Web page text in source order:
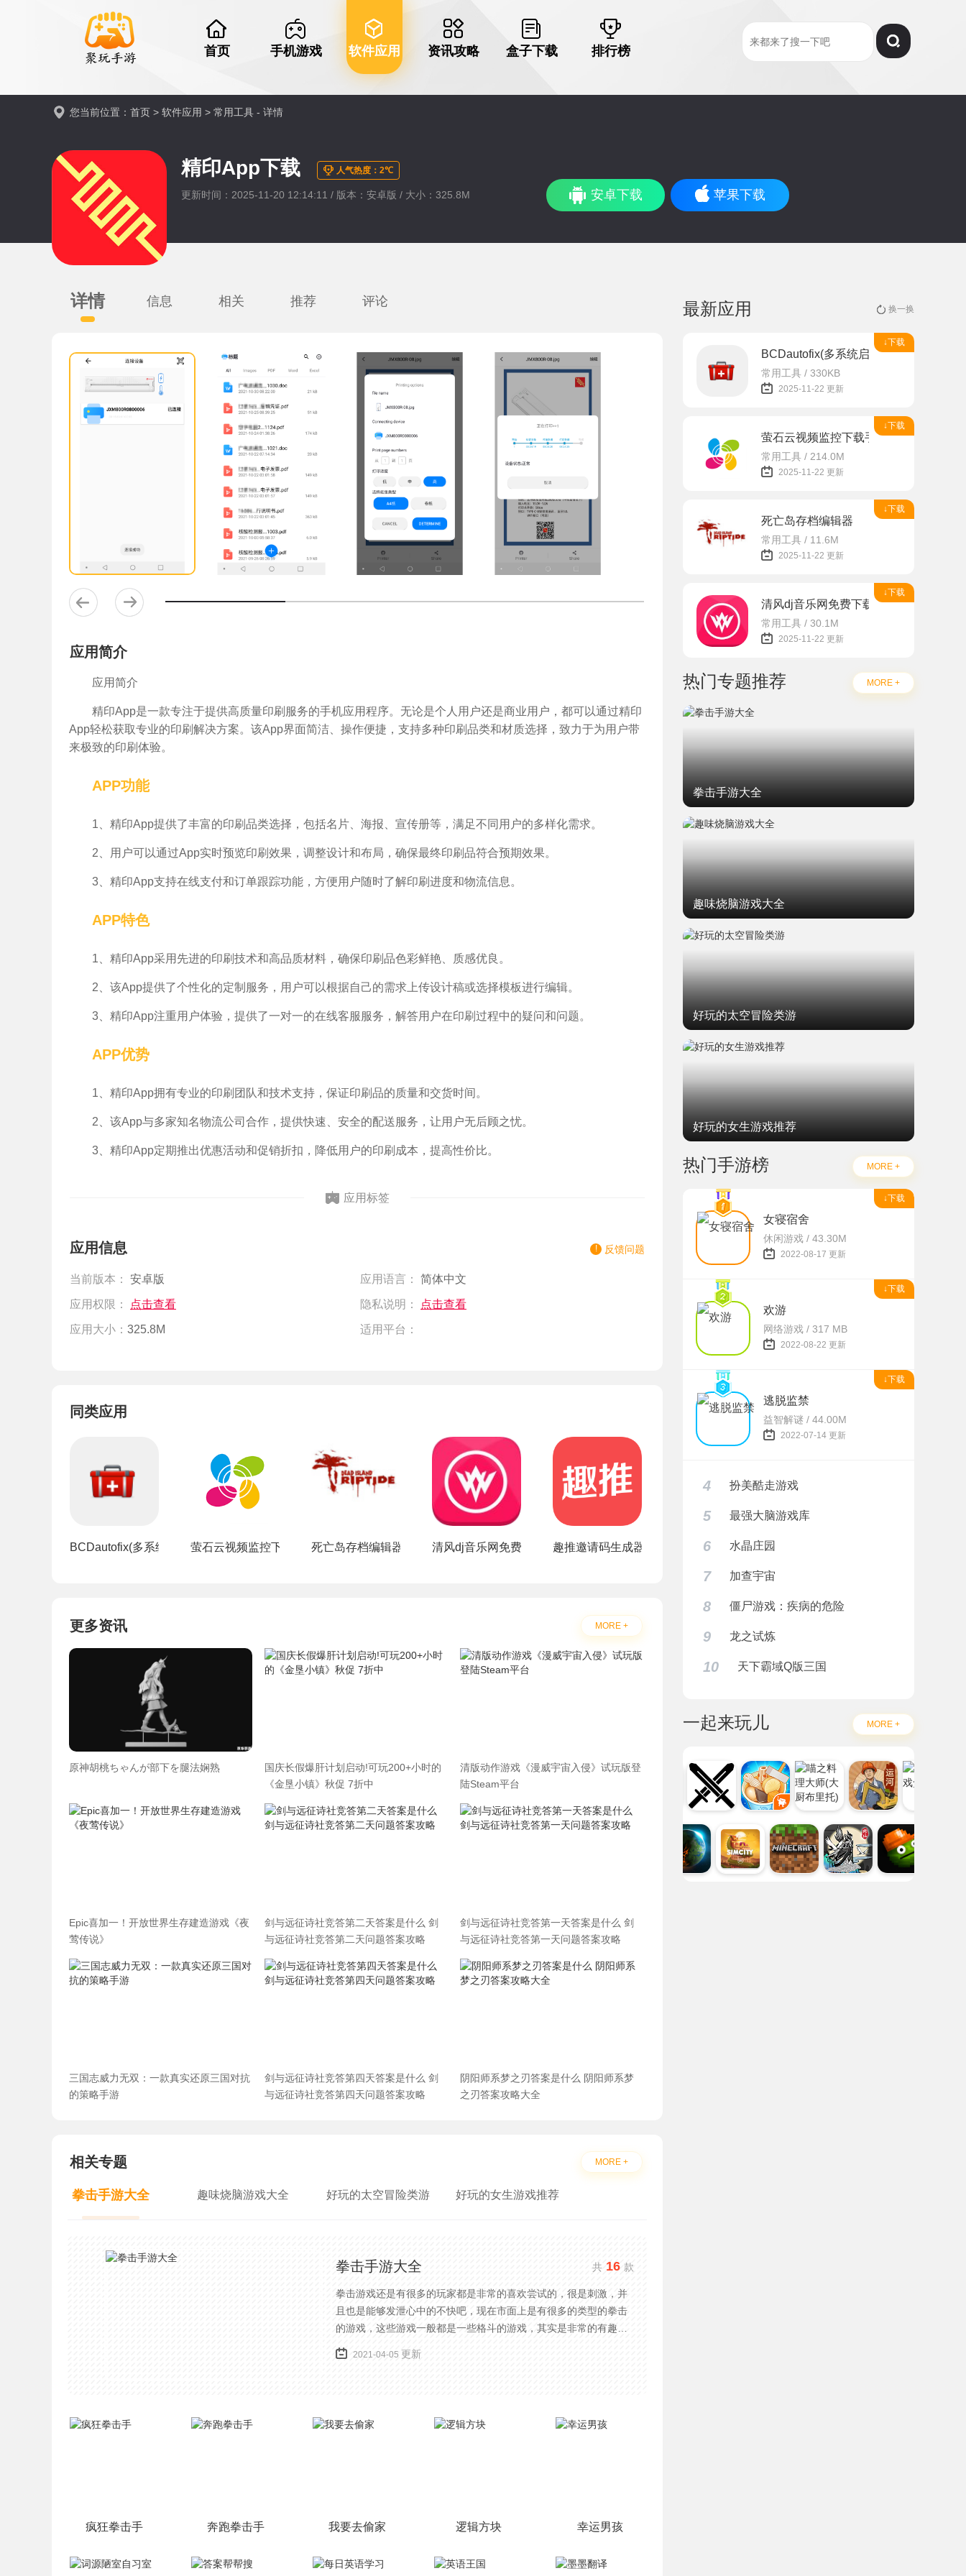
首页 手机游戏 软件应用 资讯攻略 盒子下载 排行榜
您当前位置： 首页 > 软件应用 > 常用工具 - 详情
精印App下载 人气热度：2℃
更新时间：2025-11-20 12:14:11 / 版本：安卓版 / 大小：325.8M 安卓下载 苹果下载
详情 信息 相关 推荐 评论
应用简介
应用简介
精印App是一款专注于提供高质量印刷服务的手机应用程序。无论是个人用户还是商业用户，都可以通过精印
App轻松获取专业的印刷解决方案。该App界面简洁、操作便捷，支持多种印刷品类和材质选择，致力于为用户带
来极致的印刷体验。
APP功能
1、精印App提供了丰富的印刷品类选择，包括名片、海报、宣传册等，满足不同用户的多样化需求。
2、用户可以通过App实时预览印刷效果，调整设计和布局，确保最终印刷品符合预期效果。
3、精印App支持在线支付和订单跟踪功能，方便用户随时了解印刷进度和物流信息。
APP特色
1、精印App采用先进的印刷技术和高品质材料，确保印刷品色彩鲜艳、质感优良。
2、该App提供了个性化的定制服务，用户可以根据自己的需求上传设计稿或选择模板进行编辑。
3、精印App注重用户体验，提供了一对一的在线客服服务，解答用户在印刷过程中的疑问和问题。
APP优势
1、精印App拥有专业的印刷团队和技术支持，保证印刷品的质量和交货时间。
2、该App与多家知名物流公司合作，提供快速、安全的配送服务，让用户无后顾之忧。
3、精印App定期推出优惠活动和促销折扣，降低用户的印刷成本，提高性价比。
应用标签
应用信息 反馈问题
当前版本： 安卓版 应用语言： 简体中文
应用权限： 点击查看 隐私说明： 点击查看
应用大小： 325.8M 适用平台：
同类应用
BCDautofix(多系统启动引导修复工具)萤石云视频监控下载手机版app死亡岛存档编辑器 清风dj音乐网免费下载安装趣推邀请码生成器下载
更多资讯 MORE +
原神胡桃ちゃんが部下を腿法娴熟
国庆长假爆肝计划启动!可玩200+小时的
《金垦小镇》秋促 7折中
清版动作游戏《漫威宇宙入侵》试玩版登
陆Steam平台
Epic喜加一！开放世界生存建造游戏《夜
莺传说》
剑与远征诗社竞答第二天答案是什么 剑
与远征诗社竞答第二天问题答案攻略
剑与远征诗社竞答第一天答案是什么 剑
与远征诗社竞答第一天问题答案攻略
三国志威力无双：一款真实还原三国对抗
的策略手游
剑与远征诗社竞答第四天答案是什么 剑
与远征诗社竞答第四天问题答案攻略
阴阳师系梦之刃答案是什么 阴阳师系梦
之刃答案攻略大全
相关专题 MORE +
拳击手游大全 趣味烧脑游戏大全 好玩的太空冒险类游 好玩的女生游戏推荐
拳击手游大全 共16 款
拳击游戏还是有很多的玩家都是非常的喜欢尝试的，很是刺激，并
且也是能够发泄心中的不快吧，现在市面上是有很多的类型的拳击
的游戏，这些游戏一般都是一些格斗的游戏，其实是非常的有趣，
也是相当的刺激的，游戏中是有一些不同的场景都是能够去进行体
验的，我们也是能够去刺激的进行对战的，小编现在就是收集了一
2021-04-05 更新
疯狂拳击手 奔跑拳击手 我要去偷家 逻辑方块 幸运男孩
最新应用 换一换
↓下载
BCDautofix(多系统启动引导修复工具)
常用工具 / 330KB
2025-11-22 更新
↓下载
萤石云视频监控下载手机版app
常用工具 / 214.0M
2025-11-22 更新
↓下载
死亡岛存档编辑器
常用工具 / 11.6M
2025-11-22 更新
↓下载
清风dj音乐网免费下载安装
常用工具 / 30.1M
2025-11-22 更新
热门专题推荐 MORE +
拳击手游大全
趣味烧脑游戏大全
好玩的太空冒险类游
好玩的女生游戏推荐
热门手游榜 MORE +
↓下载
女寝宿舍
休闲游戏 / 43.30M
2022-08-17 更新
↓下载
欢游
网络游戏 / 317 MB
2022-08-22 更新
↓下载
逃脱监禁
益智解谜 / 44.00M
2022-07-14 更新
4 扮美酷走游戏
5 最强大脑游戏库
6 水晶庄园
7 加查宇宙
8 僵尸游戏：疾病的危险
9 龙之试炼
10 天下霸域Q版三国
一起来玩儿 MORE +